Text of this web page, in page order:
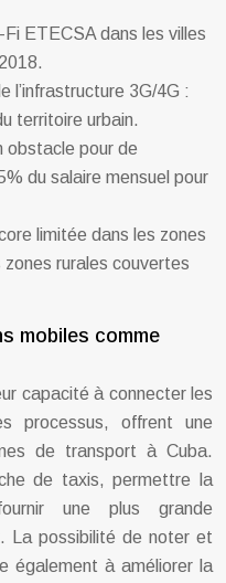
ETECSA dans les villes
l’infrastructure 3G/4G :
territoire urbain.
obstacle pour de
du salaire mensuel pour
limitée dans les zones
rurales couvertes
mobiles comme
capacité à connecter les
processus, offrent une
de transport à Cuba.
de taxis, permettre la
une plus grande
La possibilité de noter et
également à améliorer la